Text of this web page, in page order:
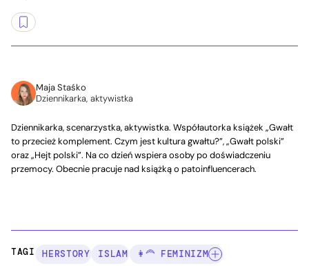
Maja Staśko
Dziennikarka, aktywistka
Dziennikarka, scenarzystka, aktywistka. Współautorka książek „Gwałt
to przecież komplement. Czym jest kultura gwałtu?”, „Gwałt polski”
oraz „Hejt polski”. Na co dzień wspiera osoby po doświadczeniu
przemocy. Obecnie pracuje nad książką o patoinfluencerach.
TAGI: HERSTORY ISLAM 👩‍🦰 FEMINIZM